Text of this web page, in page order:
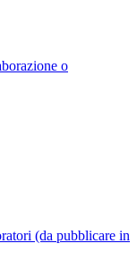
o
(da pubblicare in